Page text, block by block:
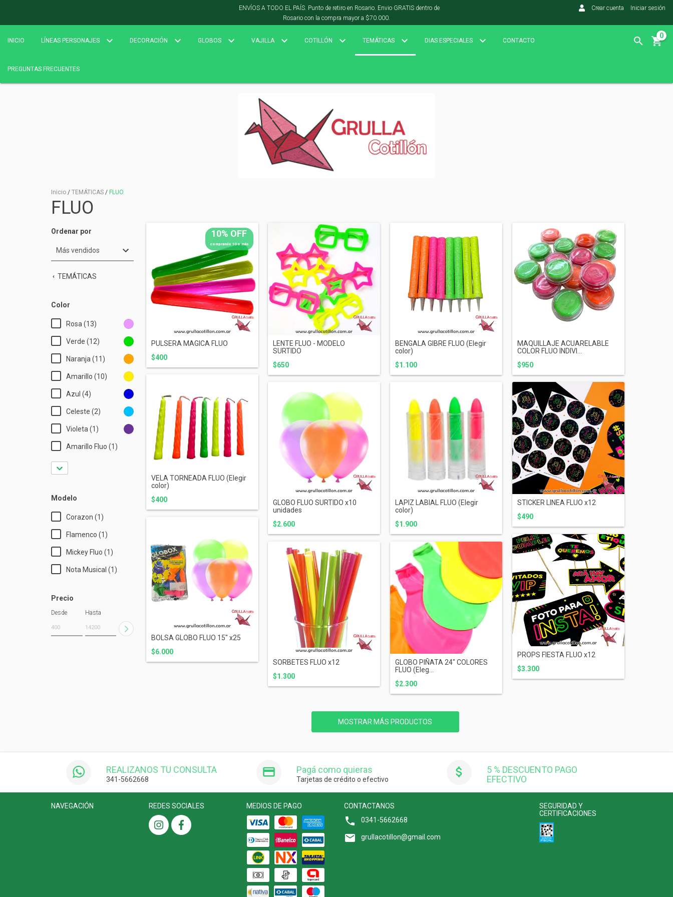
ENVÍOS A TODO EL PAÍS. Punto de retiro en Rosario. Envio GRATIS dentro de
Rosario con la compra mayor a $70.000.
Crear cuenta Iniciar sesión
INICIO LÍNEAS PERSONAJES DECORACIÓN GLOBOS VAJILLA COTILLÓN TEMÁTICAS DIAS ESPECIALES CONTACTO
PREGUNTAS FRECUENTES
0
Inicio / TEMÁTICAS / FLUO
FLUO
Ordenar por
TEMÁTICAS
Color
Rosa (13)
Verde (12)
Naranja (11)
Amarillo (10)
Azul (4)
Celeste (2)
Violeta (1)
Amarillo Fluo (1)
Modelo
Corazon (1)
Flamenco (1)
Mickey Fluo (1)
Nota Musical (1)
Precio
Desde Hasta
10% OFF
comprando 10 o más
PULSERA MAGICA FLUO
$400
LENTE FLUO - MODELO
SURTIDO
$650
BENGALA GIBRE FLUO (Elegir
color)
$1.100
MAQUILLAJE ACUARELABLE
COLOR FLUO INDIVI...
$950
VELA TORNEADA FLUO (Elegir
color)
$400
GLOBO FLUO SURTIDO x10
unidades
$2.600
LAPIZ LABIAL FLUO (Elegir
color)
$1.900
STICKER LINEA FLUO x12
$490
BOLSA GLOBO FLUO 15" x25
$6.000
SORBETES FLUO x12
$1.300
GLOBO PIÑATA 24" COLORES
FLUO (Eleg...
$2.300
PROPS FIESTA FLUO x12
$3.300
MOSTRAR MÁS PRODUCTOS
REALIZANOS TU CONSULTA
341-5662668
Pagá como quieras
Tarjetas de crédito o efectivo
5 % DESCUENTO PAGO
EFECTIVO
NAVEGACIÓN REDES SOCIALES MEDIOS DE PAGO
CONTACTANOS
0341-5662668
grullacotillon@gmail.com
SEGURIDAD Y
CERTIFICACIONES